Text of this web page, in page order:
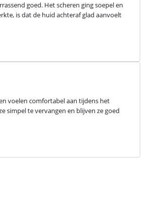
goed. Het scheren ging soepel en
is dat de huid achteraf glad aanvoelt
voelen comfortabel aan tijdens het
simpel te vervangen en blijven ze goed